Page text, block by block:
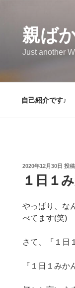
親ば
Just another
自己紹介です♪
投
日:
2020年12月30日 投
１日１
やっぱり、な
べてます(笑)
さて、『１日
『１日１みか